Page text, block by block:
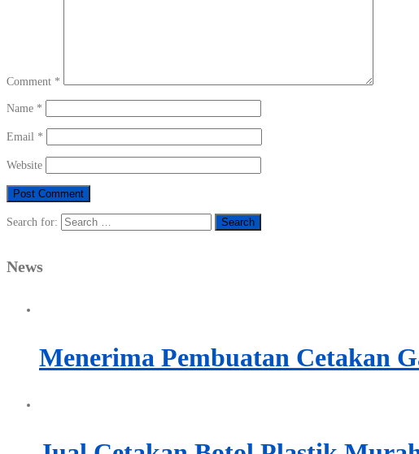
Comment *
Name *
Email *
Website
Search for:
News
Menerima Pembuatan Cetakan